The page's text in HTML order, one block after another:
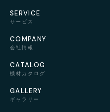
SERVICE
サービス
COMPANY
会社情報
CATALOG
機材カタログ
GALLERY
ギャラリー